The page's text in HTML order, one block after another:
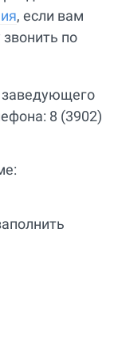
, если вам
по
заведующего
8 (3902)